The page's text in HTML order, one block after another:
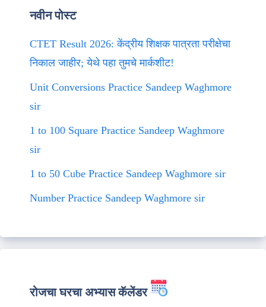
नवीन पोस्ट
CTET Result 2026: केंद्रीय शिक्षक पात्रता परीक्षेचा
निकाल जाहीर; येथे पहा तुमचे मार्कशीट!
Unit Conversions Practice Sandeep Waghmore
sir
1 to 100 Square Practice Sandeep Waghmore
sir
1 to 50 Cube Practice Sandeep Waghmore sir
Number Practice Sandeep Waghmore sir
रोजचा घरचा अभ्यास कॅलेंडर